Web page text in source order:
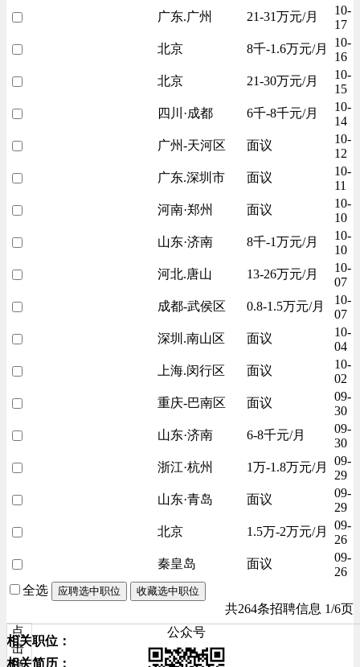
广东.广州
21-31万元/月
10-
17
北京
8千-1.6万元/月
10-
16
北京
21-30万元/月
10-
15
四川·成都
6千-8千元/月
10-
14
广州-天河区
面议
10-
12
广东.深圳市
面议
10-
11
河南·郑州
面议
10-
10
山东·济南
8千-1万元/月
10-
10
河北.唐山
13-26万元/月
10-
07
成都-武侯区
0.8-1.5万元/月
10-
07
深圳.南山区
面议
10-
04
上海.闵行区
面议
10-
02
重庆-巴南区
面议
09-
30
山东·济南
6-8千元/月
09-
30
浙江·杭州
1万-1.8万元/月
09-
29
山东·青岛
面议
09-
29
北京
1.5万-2万元/月
09-
26
秦皇岛
面议
09-
26
全选
应聘选中职位 收藏选中职位
共264条招聘信息 1/6页
相关职位：
相关简历：
点
击
公众号